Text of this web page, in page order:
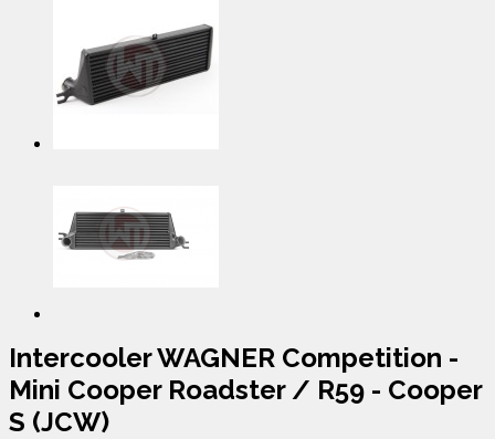
Intercooler WAGNER Competition -
Mini Cooper Roadster / R59 - Cooper
S (JCW)